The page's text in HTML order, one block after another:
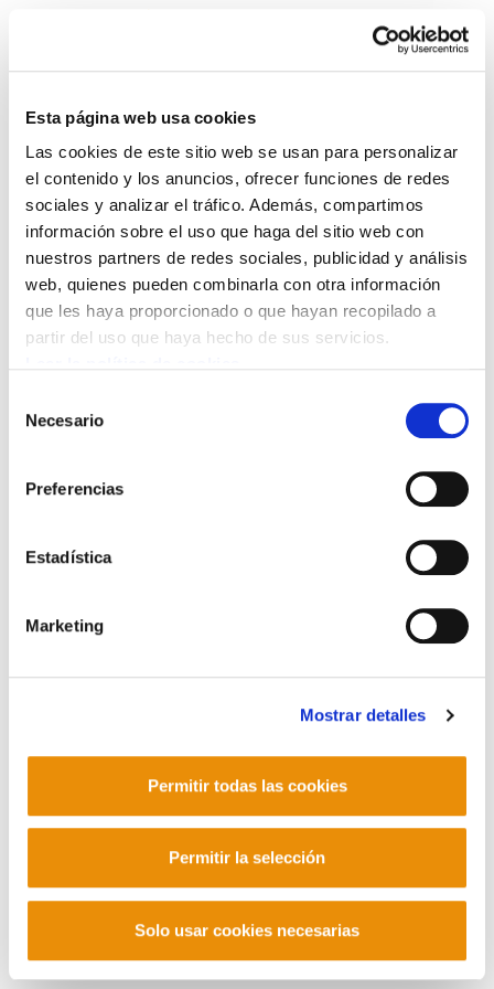
Esta página web usa cookies
Las cookies de este sitio web se usan para personalizar
el contenido y los anuncios, ofrecer funciones de redes
sociales y analizar el tráfico. Además, compartimos
información sobre el uso que haga del sitio web con
nuestros partners de redes sociales, publicidad y análisis
web, quienes pueden combinarla con otra información
que les haya proporcionado o que hayan recopilado a
partir del uso que haya hecho de sus servicios.
Necesario
Preferencias
Estadística
Marketing
Mostrar detalles
Permitir todas las cookies
Permitir la selección
Solo usar cookies necesarias
Enbata + Alda! 2050
Enbata-Alda2050(141).pdf891.7 KB
POLÍTICA DE COOKIES
CANAL DE INFORMACIÓN
POLÍTICA DE PRIVACIDAD
MAPA DEL SITIO
ACCESIBILIDAD
Barrainkua 13 - 48009 Bilbo -
Telf. +33 (0) 559 25 65 52
Mastodon